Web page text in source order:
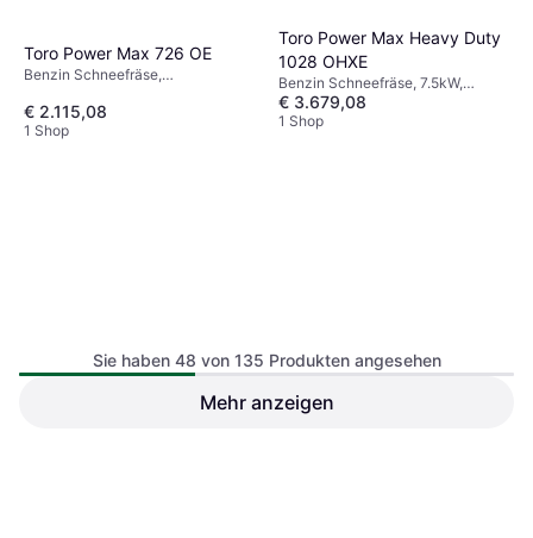
Toro Power Max 726 OE
Benzin Schneefräse,
66 cm
€ 2.115,08
1 Shop
Toro Power Max Heavy Duty
1028 OHXE
Benzin Schneefräse, 7.5kW,
Automatische, Scheinwerfer,
Beheizte Griffe,
€ 3.679,08
1 Shop
Sie haben 48 von 135 Produkten angesehen
Mehr anzeigen